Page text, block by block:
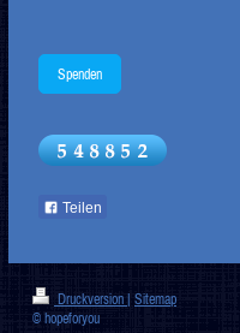
Spenden
Teilen
Druckversion
Sitemap
© hopeforyou